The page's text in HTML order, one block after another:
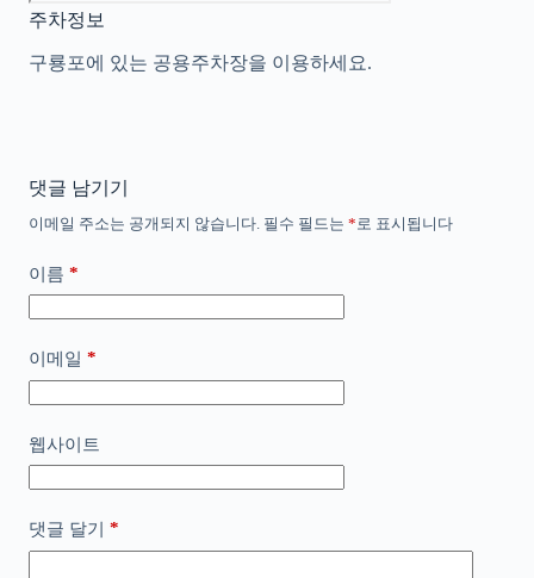
주차정보
구룡포에 있는 공용주차장을 이용하세요.
댓글 남기기
이메일 주소는 공개되지 않습니다. 필수 필드는 * 로 표시됩니다
이름 *
이메일 *
웹사이트
댓글 달기 *